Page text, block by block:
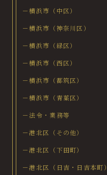
－横浜市（中区）
－横浜市（神奈川区）
－横浜市（緑区）
－横浜市（西区）
－横浜市（都筑区）
－横浜市（青葉区）
－法令・業務等
－港北区（その他）
－港北区（下田町）
－港北区（日吉・日吉本町）